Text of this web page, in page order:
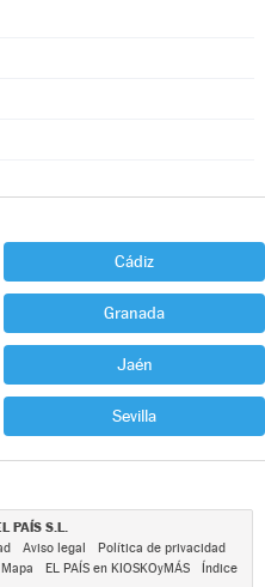
Cádiz
Granada
Jaén
Sevilla
PAÍS S.L.
Aviso legal
Política de privacidad
Mapa EL PAÍS en KIOSKOyMÁS
Índice